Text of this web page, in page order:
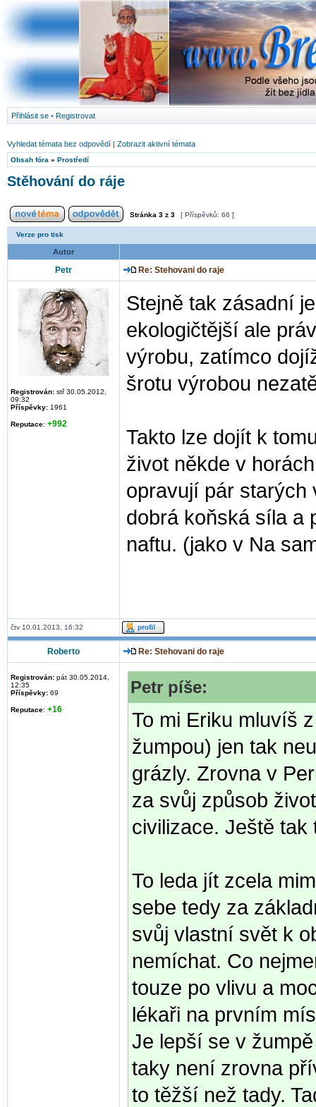
Přihlásit se • Registrovat
Vyhledat témata bez odpovědí | Zobrazit aktivní témata
Obsah fóra » Prostředí
Stěhování do ráje
Stránka 3 z 3 [ Příspěvků: 66 ]
Verze pro tisk
Autor
Petr Re: Stehovani do raje
Registrován: stř 30.05.2012,
09:32
Příspěvky: 1961
Reputace: +992
Stejně tak zásadní
ekologičtější ale
výrobu, zatímco
šrotu výrobou
Takto lze dojít k
život někde v
opravují pár starých
dobrá koňská síla a
naftu. (jako v Na
čtv 10.01.2013, 16:32
Roberto Re: Stehovani do raje
Registrován: pát 30.05.2014,
12:35
Příspěvky: 69
Reputace: +16
Petr píše:
To mi Eriku mluvíš
žumpou) jen tak
grázly. Zrovna v
za svůj způsob
civilizace. Ještě tak
To leda jít zcela
sebe tedy za
svůj vlastní svět k
nemíchat. Co
touze po vlivu a
lékaři na prvním
Je lepší se v
taky není zrovna
to těžší než tady.